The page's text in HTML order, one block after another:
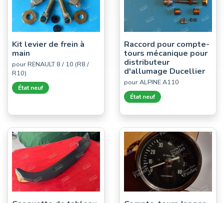
Kit levier de frein à
main
pour RENAULT 8 / 10 (R8 /
R10)
État neuf
Raccord pour compte-
tours mécanique pour
distributeur
d'allumage Ducellier
pour ALPINE A110
État neuf